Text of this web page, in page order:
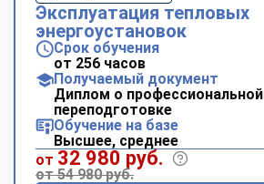
Эксплуатация тепловых
энергоустановок
Срок обучения
от 256 часов
Получаемый документ
Диплом о профессиональной
переподготовке
Обучение на базе
Высшее, среднее
от 32 980 руб.
от 54 980 руб.
ChatApp
online